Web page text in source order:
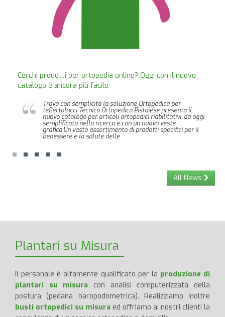
Cerchi prodotti per ortopedia online? Oggi con il nuovo
catalogo è ancora più facile
Trova con semplicità la soluzione Ortopedica per
teBertolucci Tecnica Ortopedica Pistoiese presenta il
nuovo catalogo per articoli ortopedici riabilitativi, da oggi
semplificato nella ricerca e con un nuova veste
grafica.Un vasto assortimento di prodotti specifici per il
benessere e la salute delle
All News
Plantari su Misura
Il personale è altamente qualificato per la produzione di
plantari su misura con analisi computerizzata della
postura (pedana baropodometrica). Realizziamo inoltre
busti ortopedici su misura ed offriamo ai nostri clienti la